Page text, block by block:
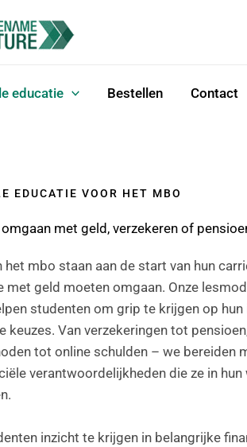
educatie Bestellen Contact
EDUCATIE VOOR HET MBO
met geld, verzekeren of
het mbo staan aan de start van hun
met geld moeten omgaan. Onze
studenten om grip te krijgen op
keuzes. Van verzekeringen tot
tot online schulden – we bereiden
verantwoordelijkheden die ze in hun
inzicht te krijgen in belangrijke